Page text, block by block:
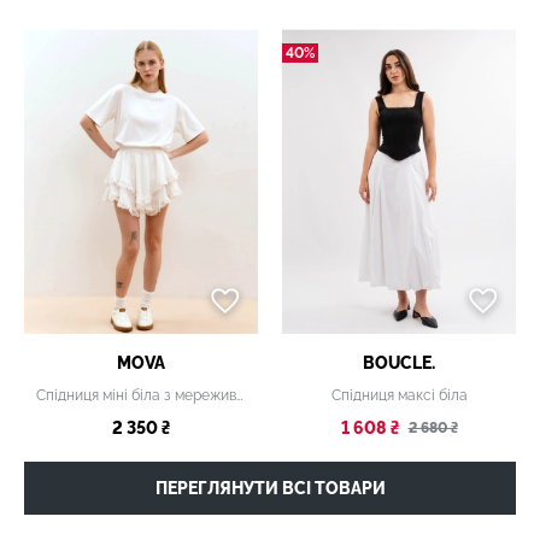
MOVA
Спідниця міні біла з мереживом
2 350 ₴
40%
BOUCLE.
Спідниця максі біла
1 608 ₴ 2 680 ₴
ПЕРЕГЛЯНУТИ ВСІ ТОВАРИ